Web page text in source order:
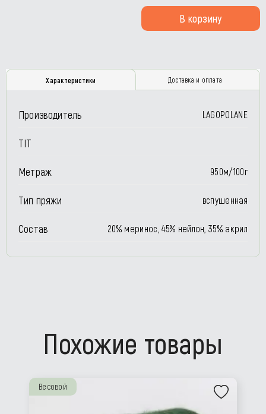
В корзину
Характеристики Доставка и оплата
Производитель LAGOPOLANE
TIT
Метраж 950м/100г
Тип пряжи вспушенная
Состав 20% меринос, 45% нейлон, 35% акрил
Похожие товары
Весовой